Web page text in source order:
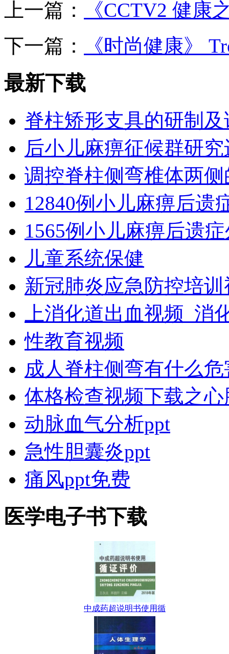
上一篇：
《CCTV2 健康
下一篇：
《时尚健康》
最新下载
脊柱矫形支具的研制
后小儿麻痹征候群研
调控脊柱侧弯椎体两
12840例小儿麻痹后遗
1565例小儿麻痹后遗
儿童系统保健
新冠肺炎应急防控培
上消化道出血视频_消
性教育视频
成人脊柱侧弯有什么
体格检查视频下载之
动脉血气分析ppt
急性胆囊炎ppt
痛风ppt免费
医学电子书下载
中成药超说明书使用循